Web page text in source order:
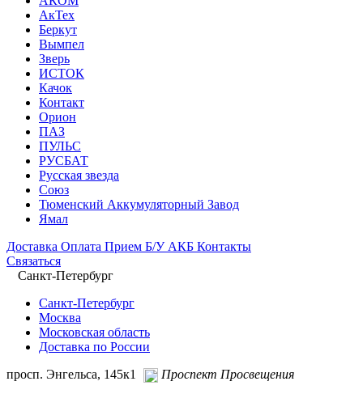
АкТех
Беркут
Вымпел
Зверь
ИСТОК
Качок
Контакт
Орион
ПАЗ
ПУЛЬС
РУСБАТ
Русская звезда
Союз
Тюменский Аккумуляторный Завод
Ямал
Доставка Оплата Прием Б/У АКБ Контакты
Связаться
Санкт-Петербург
Санкт-Петербург
Москва
Московская область
Доставка по России
просп. Энгельса, 145к1
Проспект Просвещения